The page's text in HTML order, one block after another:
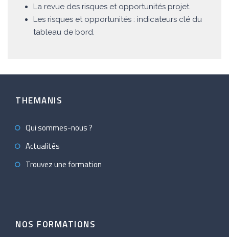
La revue des risques et opportunités projet.
Les risques et opportunités : indicateurs clé du
tableau de bord.
THEMANIS
Qui sommes-nous ?
Actualités
Trouvez une formation
NOS FORMATIONS